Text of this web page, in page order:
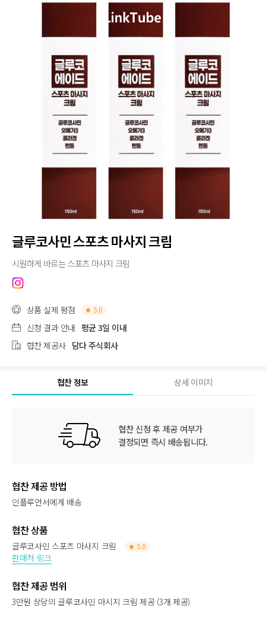
글루코사민 스포츠 마사지 크림
시원하게 바르는 스포츠 마사지 크림
상품 실제 평점 5.0
신청 결과 안내 평균 3일 이내
협찬 제공사 담다 주식회사
협찬 정보 상세 이미지
협찬 신청 후 제공 여부가
결정되면 즉시 배송됩니다.
협찬 제공 방법
인플루언서에게 배송
협찬 상품
글루코사민 스포츠 마사지 크림 5.0
판매처 링크
협찬 제공 범위
3만원 상당의 글루코사민 마시지 크림 제공 (3개 제공)